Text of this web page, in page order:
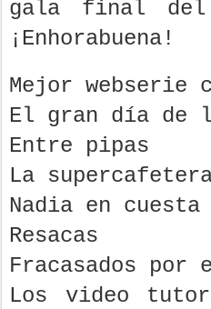
gala final
¡Enhorabuena!
Mejor webserie
El gran día de
Entre pipas
La
Nadia en cuesta
Resacas
Fracasados por
Los video